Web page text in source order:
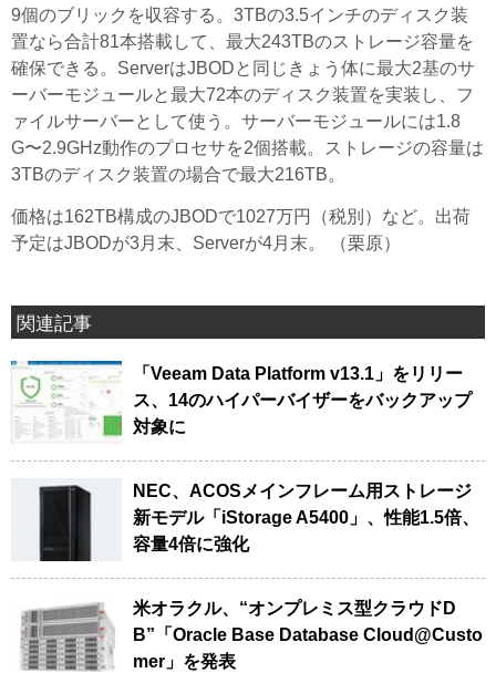
9個のブリックを収容する。3TBの3.5インチのディスク装
置なら合計81本搭載して、最大243TBのストレージ容量を
確保できる。ServerはJBODと同じきょう体に最大2基のサ
ーバーモジュールと最大72本のディスク装置を実装し、フ
ァイルサーバーとして使う。サーバーモジュールには1.8
G〜2.9GHz動作のプロセサを2個搭載。ストレージの容量は
3TBのディスク装置の場合で最大216TB。
価格は162TB構成のJBODで1027万円（税別）など。出荷
予定はJBODが3月末、Serverが4月末。 （栗原）
関連記事
「Veeam Data Platform v13.1」をリリー
ス、14のハイパーバイザーをバックアップ
対象に
NEC、ACOSメインフレーム用ストレージ
新モデル「iStorage A5400」、性能1.5倍、
容量4倍に強化
米オラクル、“オンプレミス型クラウドD
B”「Oracle Base Database Cloud@Custo
mer」を発表